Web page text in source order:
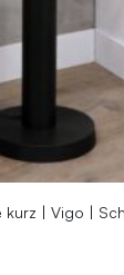
kurz | Vigo |